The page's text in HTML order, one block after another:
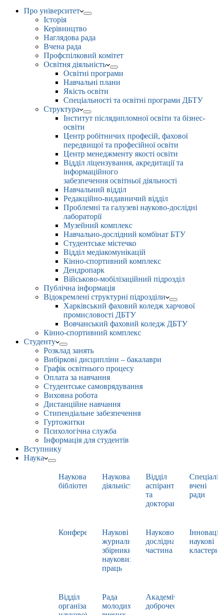
Про університет
Історія
Керівництво
Наглядова рада
Вчена рада
Профспілковий комітет
Освітня діяльність
Освітні програми
Навчальні плани
Якість освіти
Спеціальності та освітні програми ДБТУ
Структура
Інститут післядипломної освіти та бізнес-
освіти
Центр робітничих професій, фахової
передвищої та професійної освіти
Центр менеджменту якості освіти
Відділ ліцензування, акредитації та
інформаційного
забезпечення освітньої діяльності
Навчальний відділ
Редакційно-видавничий відділ
Проблемні та галузеві науково-дослідні
лабораторії
Музейний комплекс
Навчально-дослідний комбінат БТУ
Студентське містечко
Відділ медіакомунікацій
Кінно-спортивний комплекс
Дендропарк
Військово-мобілізаційний підрозділ
Публічна інформація
Відокремлені структурні підрозділи
Харківський фаховий коледж харчової
промисловості ДБТУ
Вовчанський фаховий коледж ДБТУ
Кінно-спортивний комплекс
Студенту
Розклад занять
Вибіркові дисципліни – бакалаври
Графік освітнього процесу
Оплата за навчання
Студентське самоврядування
Виховна робота
Дистанційне навчання
Стипендіальне забезпечення
Гуртожитки
Психологічна служба
Інформація для студентів
Вступнику
Наука
Наукова
бібліотека
Наукова
діяльність
Відділ
аспірантури
та
докторантури
вчені
ради
Конференції
Наукові
журнали,
збірники
наукових
праць
Науково-
дослідна
частина
наукові
кластери
Відділ
організації
Рада
молодих
Академічна
доброчесність